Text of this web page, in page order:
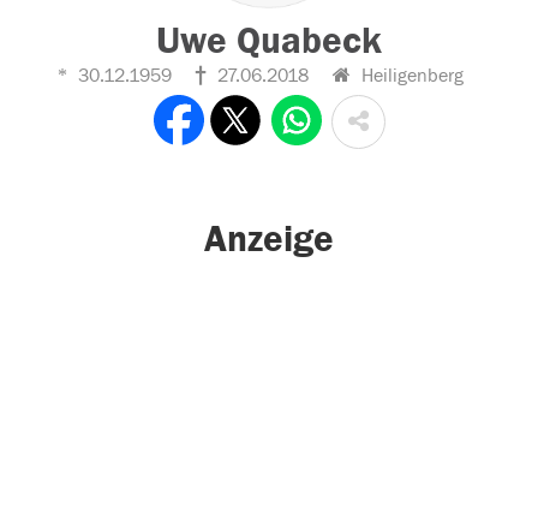
Uwe Quabeck
30.12.1959 27.06.2018 Heiligenberg
Anzeige